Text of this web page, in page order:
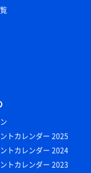
トカレンダー 2025
トカレンダー 2024
トカレンダー 2023